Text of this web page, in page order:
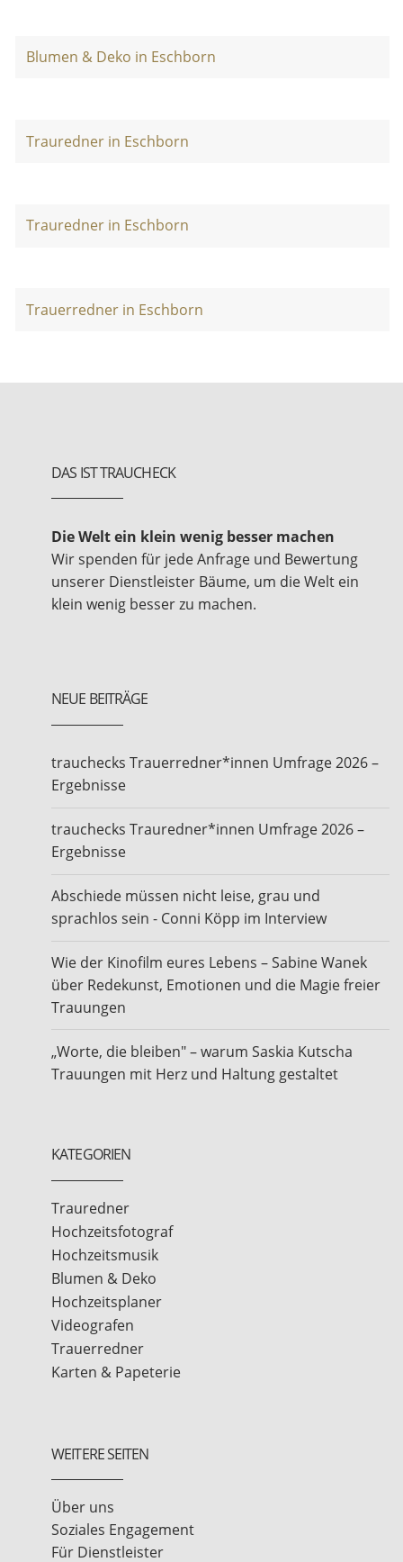
Blumen & Deko in Eschborn
Trauredner in Eschborn
Trauredner in Eschborn
Trauerredner in Eschborn
DAS IST TRAUCHECK
Die Welt ein klein wenig besser machen
Wir spenden für jede Anfrage und Bewertung
unserer Dienstleister Bäume, um die Welt ein
klein wenig besser zu machen.
NEUE BEITRÄGE
trauchecks Trauerredner*innen Umfrage 2026 –
Ergebnisse
trauchecks Trauredner*innen Umfrage 2026 –
Ergebnisse
Abschiede müssen nicht leise, grau und
sprachlos sein - Conni Köpp im Interview
Wie der Kinofilm eures Lebens – Sabine Wanek
über Redekunst, Emotionen und die Magie freier
Trauungen
„Worte, die bleiben" – warum Saskia Kutscha
Trauungen mit Herz und Haltung gestaltet
KATEGORIEN
Trauredner
Hochzeitsfotograf
Hochzeitsmusik
Blumen & Deko
Hochzeitsplaner
Videografen
Trauerredner
Karten & Papeterie
WEITERE SEITEN
Über uns
Soziales Engagement
Für Dienstleister